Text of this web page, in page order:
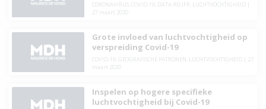
CORONAVIRUS, COVID-19, DATA-R0-IFR LUCHTVOCHTIGHEID|
27 maart 2020
Grote invloed van luchtvochtigheid op
verspreiding Covid-19
COVID-19, GEOGRAFISCHE PATRONEN LUCHTVOCHTIGHEID|
27
maart 2020
Inspelen op hogere specifieke
luchtvochtigheid bij Covid-19